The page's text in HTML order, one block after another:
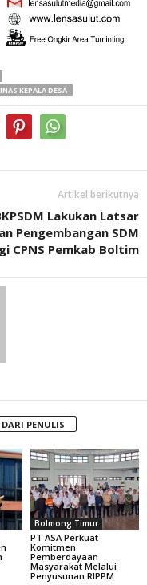
KEPALA DESA
Artikel berikutnya
Lakukan Latsar
Pengembangan SDM
CPNS Pemkab Boltim
DARI PENULIS
Bolmong Timur
PT ASA Perkuat
Komitmen
Pemberdayaan
Masyarakat Melalui
Penyusunan RIPPM